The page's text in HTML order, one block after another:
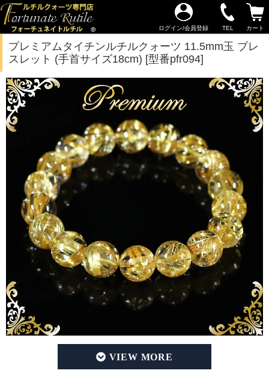
ログイン/会員登録 TEL カート
プレミアムタイチンルチルクォーツ 11.5mm玉 ブレ
スレット (手首サイズ18cm) [型番pfr094]